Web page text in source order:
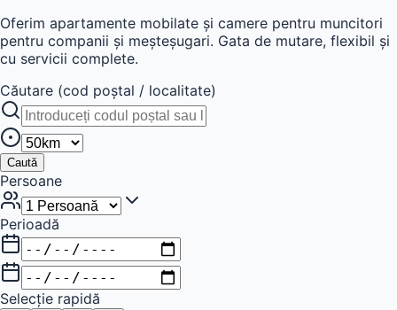
Oferim apartamente mobilate și camere pentru muncitori
pentru companii și meșteșugari. Gata de mutare, flexibil și
cu servicii complete.
Căutare (cod poștal / localitate)
Caută
Persoane
Perioadă
Selecție rapidă